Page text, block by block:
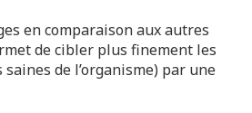
en comparaison aux autres
de cibler plus finement les
de l’organisme) par une